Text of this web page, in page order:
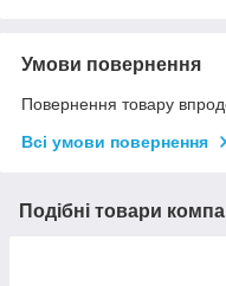
Умови повернення
Повернення товару
Всі умови повернення
Подібні товари